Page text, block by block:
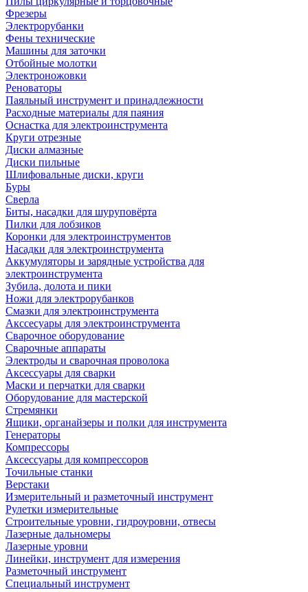
Фрезеры
Электрорубанки
Фены технические
Машины для заточки
Отбойные молотки
Электроножовки
Реноваторы
Паяльный инструмент и принадлежности
Расходные материалы для паяния
Оснастка для электроинструмента
Круги отрезные
Диски алмазные
Диски пильные
Шлифовальные диски, круги
Буры
Сверла
Биты, насадки для шуруповёрта
Пилки для лобзиков
Коронки для электроинструментов
Насадки для электроинструмента
Аккумуляторы и зарядные устройства для
электроинструмента
Зубила, долота и пики
Ножи для электрорубанков
Смазки для электроинструмента
Акссесуары для электроинструмента
Сварочное оборудование
Сварочные аппараты
Электроды и сварочная проволока
Аксессуары для сварки
Маски и перчатки для сварки
Оборудование для мастерской
Стремянки
Ящики, органайзеры и полки для инструмента
Генераторы
Компрессоры
Аксессуары для компрессоров
Точильные станки
Верстаки
Измерительный и разметочный инструмент
Рулетки измерительные
Строительные уровни, гидроуровни, отвесы
Лазерные дальномеры
Лазерные уровни
Линейки, инструмент для измерения
Разметочный инструмент
Специальный инструмент